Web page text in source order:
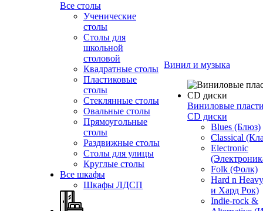
Все столы
Ученические
столы
Столы для
школьной
столовой
Квадратные столы
Пластиковые
столы
Стеклянные столы
Овальные столы
Прямоугольные
столы
Раздвижные столы
Столы для улицы
Круглые столы
Все шкафы
Шкафы ЛДСП
Винил и музыка
Виниловые
CD диски
Blues (Блюз)
Classical
Electronic
Folk (Фолк)
Hard n
и Хард Рок)
Indie-rock &